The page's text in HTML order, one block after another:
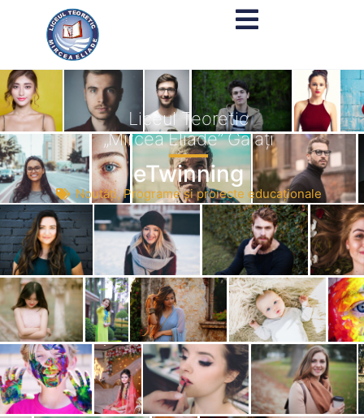
Liceul Teoretic
„Mircea Eliade” Galați
eTwinning
Noutăți,Programe și proiecte educaționale